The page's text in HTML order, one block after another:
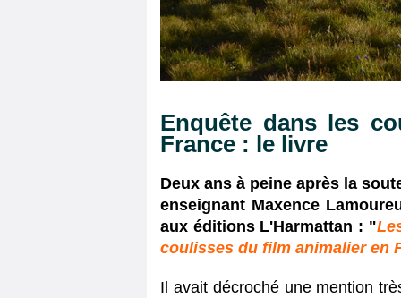
Enquête dans les
France : le livre
Deux ans à peine après la
enseignant Maxence
aux éditions L'Harmattan : "
coulisses du film animalier en
Il avait décroché une mention